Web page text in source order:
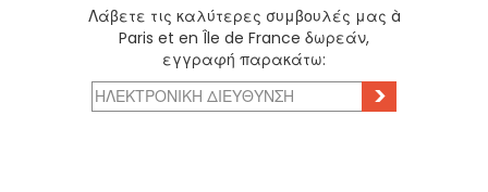
Λάβετε τις καλύτερες συμβουλές μας à
Paris et en Île de France δωρεάν,
εγγραφή παρακάτω:
>